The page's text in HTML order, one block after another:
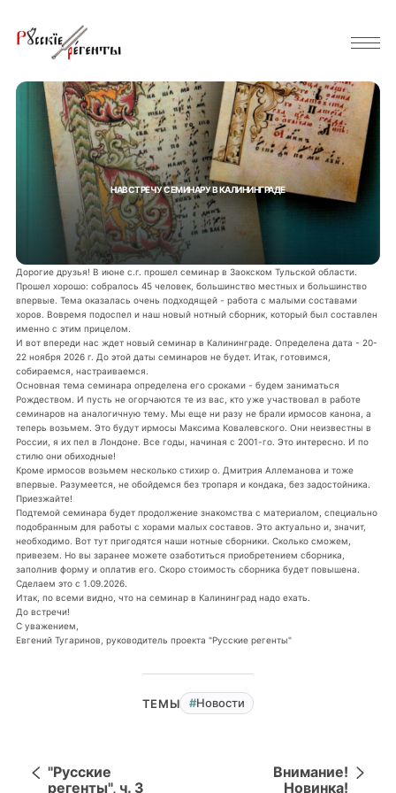
НАВСТРЕЧУ СЕМИНАРУ В КАЛИНИНГРАДЕ
Дорогие друзья! В июне с.г. прошел семинар в Заокском Тульской области.
Прошел хорошо: собралось 45 человек, большинство местных и большинство
впервые. Тема оказалась очень подходящей - работа с малыми составами
хоров. Вовремя подоспел и наш новый нотный сборник, который был составлен
именно с этим прицелом.
И вот впереди нас ждет новый семинар в Калининграде. Определена дата - 20-
22 ноября 2026 г. До этой даты семинаров не будет. Итак, готовимся,
собираемся, настраиваемся.
Основная тема семинара определена его сроками - будем заниматься
Рождеством. И пусть не огорчаются те из вас, кто уже участвовал в работе
семинаров на аналогичную тему. Мы еще ни разу не брали ирмосов канона, а
теперь возьмем. Это будут ирмосы Максима Ковалевского. Они неизвестны в
России, я их пел в Лондоне. Все годы, начиная с 2001-го. Это интересно. И по
стилю они обиходные!
Кроме ирмосов возьмем несколько стихир о. Дмитрия Аллеманова и тоже
впервые. Разумеется, не обойдемся без тропаря и кондака, без задостойника.
Приезжайте!
Подтемой семинара будет продолжение знакомства с материалом, специально
подобранным для работы с хорами малых составов. Это актуально и, значит,
необходимо. Вот тут пригодятся наши нотные сборники. Сколько сможем,
привезем. Но вы заранее можете озаботиться приобретением сборника,
заполнив форму и оплатив его. Скоро стоимость сборника будет повышена.
Сделаем это с 1.09.2026.
Итак, по всеми видно, что на семинар в Калининград надо ехать.
До встречи!
С уважением,
Евгений Тугаринов, руководитель проекта "Русские регенты"
ТЕМЫ Новости
"Русские
регенты", ч. 3
Внимание!
Новинка!